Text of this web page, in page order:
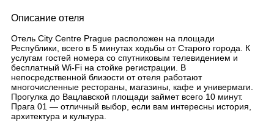
Описание отеля
Отель City Centre Prague расположен на площади
Республики, всего в 5 минутах ходьбы от Старого города. К
услугам гостей номера со спутниковым телевидением и
бесплатный Wi-Fi на стойке регистрации. В
непосредственной близости от отеля работают
многочисленные рестораны, магазины, кафе и универмаги.
Прогулка до Вацлавской площади займет всего 10 минут.
Прага 01 — отличный выбор, если вам интересны история,
архитектура и культура.